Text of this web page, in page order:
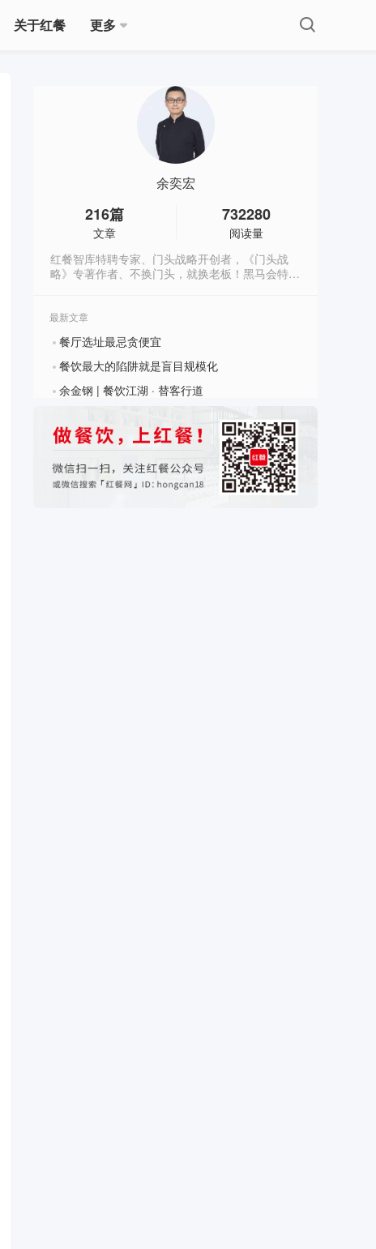
关于红餐 更多
余奕宏
216篇
文章
732280
阅读量
红餐智库特聘专家、门头战略开创者，《门头战
略》专著作者、不换门头，就换老板！黑马会特聘
最新文章
? 餐厅选址最忌贪便宜
? 餐饮最大的陷阱就是盲目规模化
? 余金钢 | 餐饮江湖 · 替客行道